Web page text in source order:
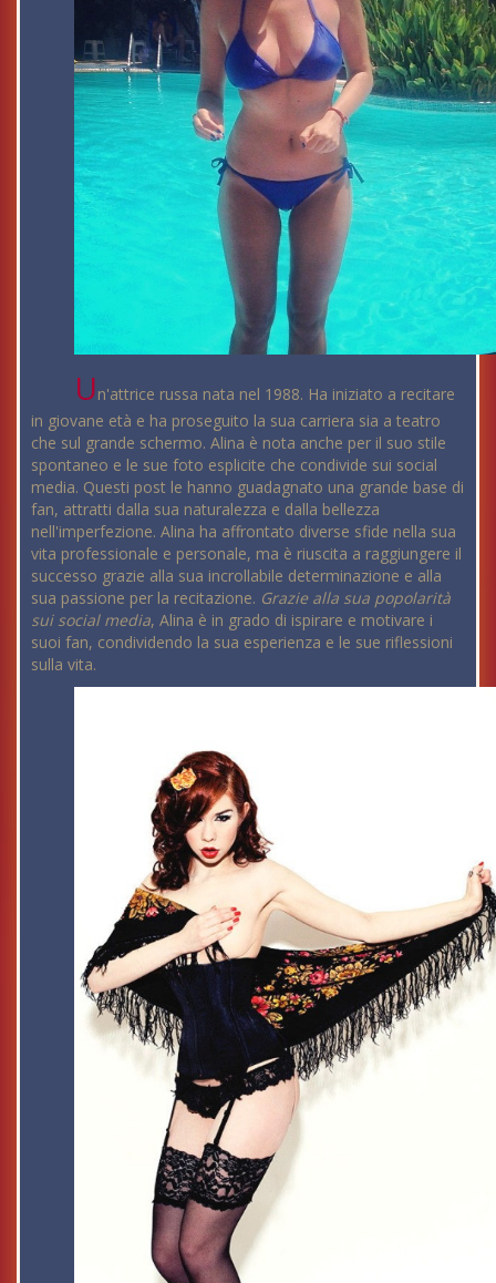
Un'attrice russa nata nel 1988. Ha iniziato a recitare
in giovane età e ha proseguito la sua carriera sia a teatro
che sul grande schermo. Alina è nota anche per il suo stile
spontaneo e le sue foto esplicite che condivide sui social
media. Questi post le hanno guadagnato una grande base di
fan, attratti dalla sua naturalezza e dalla bellezza
nell'imperfezione. Alina ha affrontato diverse sfide nella sua
vita professionale e personale, ma è riuscita a raggiungere il
successo grazie alla sua incrollabile determinazione e alla
sua passione per la recitazione. Grazie alla sua popolarità
sui social media, Alina è in grado di ispirare e motivare i
suoi fan, condividendo la sua esperienza e le sue riflessioni
sulla vita.